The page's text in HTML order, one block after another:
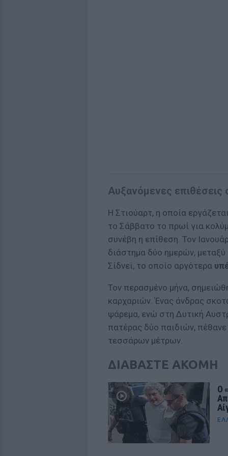
Αυξανόμενες επιθέσεις
Η Στιούαρτ, η οποία
το Σάββατο το πρωί για
συνέβη η επίθεση. Τον
διάστημα δύο ημερών,
Σίδνεϊ, το οποίο αργότερα
Τον περασμένο μήνα,
καρχαριών. Ένας άνδρας
ψάρεμα, ενώ στη Δυτική
πατέρας δύο παιδιών,
τεσσάρων μέτρων.
ΔΙΑΒΑΣΤΕ ΑΚΟΜΗ
Ο